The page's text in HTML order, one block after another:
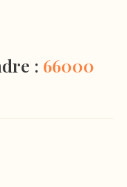
: 66000